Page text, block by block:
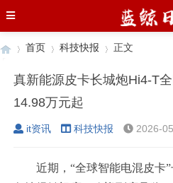
›
首页
›
科技快报 正文
真新能源皮卡长城炮Hi4-T
14.98万元起
it资讯 科技快报 2026-
近期，“全球智能电混皮卡